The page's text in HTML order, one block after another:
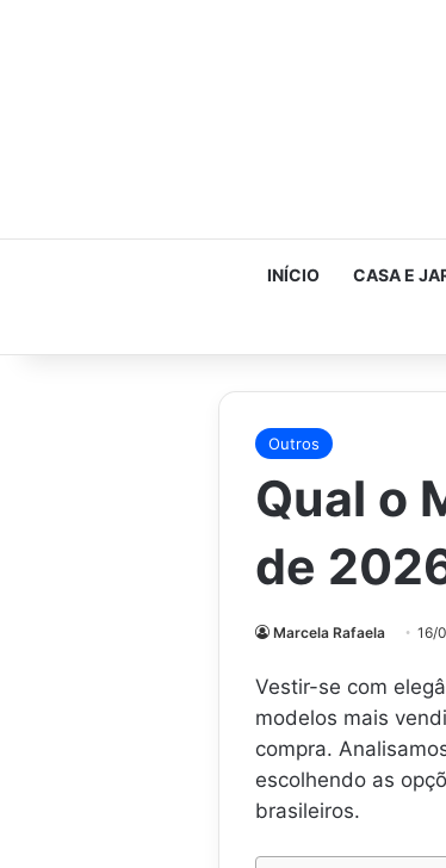
INÍCIO CASA E
Outros
Qual o
de
Marcela Rafaela 16/
Vestir-se com
modelos mais
compra.
escolhendo as
brasileiros.